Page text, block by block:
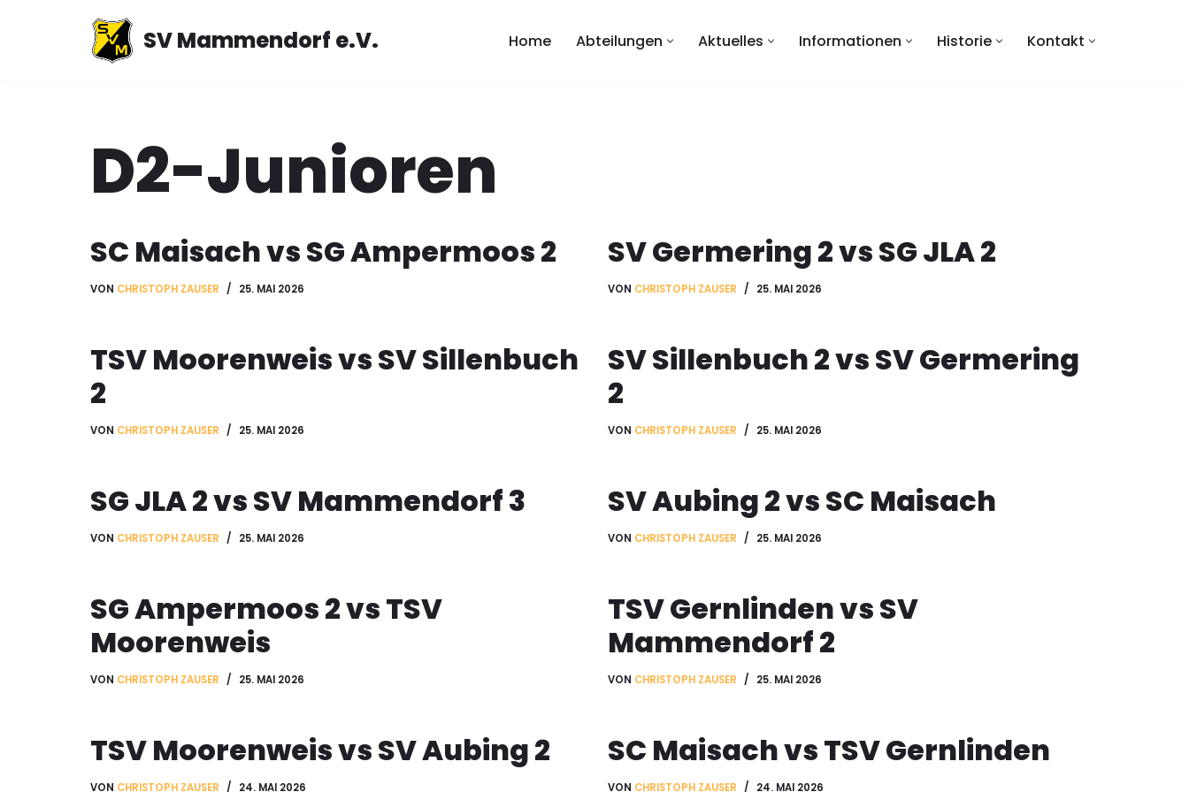
SV Mammendorf e.V. Home Abteilungen Aktuelles Informationen Historie Kontakt
D2-Junioren
SC Maisach vs SG Ampermoos 2
VON CHRISTOPH ZAUSER 25. MAI 2026
SV Germering 2 vs SG JLA 2
VON CHRISTOPH ZAUSER 25. MAI 2026
TSV Moorenweis vs SV Sillenbuch
2
VON CHRISTOPH ZAUSER 25. MAI 2026
SV Sillenbuch 2 vs SV Germering
2
VON CHRISTOPH ZAUSER 25. MAI 2026
SG JLA 2 vs SV Mammendorf 3
VON CHRISTOPH ZAUSER 25. MAI 2026
SV Aubing 2 vs SC Maisach
VON CHRISTOPH ZAUSER 25. MAI 2026
SG Ampermoos 2 vs TSV
Moorenweis
VON CHRISTOPH ZAUSER 25. MAI 2026
TSV Gernlinden vs SV
Mammendorf 2
VON CHRISTOPH ZAUSER 25. MAI 2026
TSV Moorenweis vs SV Aubing 2
VON CHRISTOPH ZAUSER 24. MAI 2026
SC Maisach vs TSV Gernlinden
VON CHRISTOPH ZAUSER 24. MAI 2026